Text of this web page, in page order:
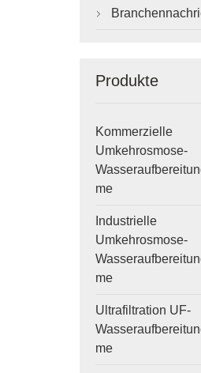

Produkte
Kommerzielle
Umkehrosmose-
me
Industrielle
Umkehrosmose-
me
Ultrafiltration UF-
me